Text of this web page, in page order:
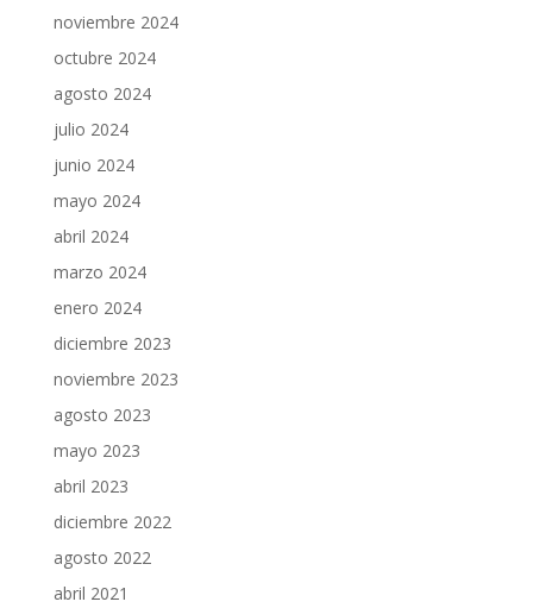
noviembre 2024
octubre 2024
agosto 2024
julio 2024
junio 2024
mayo 2024
abril 2024
marzo 2024
enero 2024
diciembre 2023
noviembre 2023
agosto 2023
mayo 2023
abril 2023
diciembre 2022
agosto 2022
abril 2021